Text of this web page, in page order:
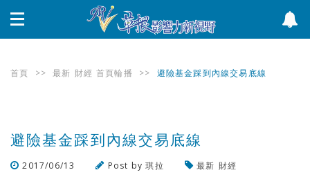
首頁 >> 最新 財經 首頁輪播 >> 避險基金踩到內線交易底線
避險基金踩到內線交易底線
2017/06/13 Post by琪拉 最新 財經